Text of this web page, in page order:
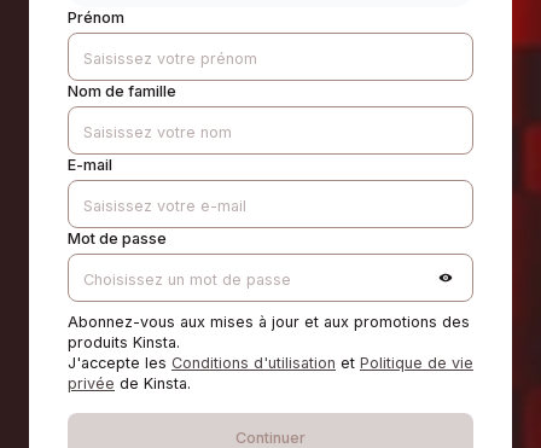
Prénom
Nom de famille
E-mail
Mot de passe
Abonnez-vous aux mises à jour et aux promotions des
produits Kinsta.
J'accepte les Conditions d'utilisation et Politique de vie
privée de Kinsta.
Continuer